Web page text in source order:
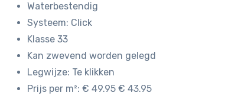
Waterbestendig
Systeem: Click
Klasse 33
Kan zwevend worden gelegd
Legwijze: Te klikken
Prijs per m²: € 49.95 € 43.95